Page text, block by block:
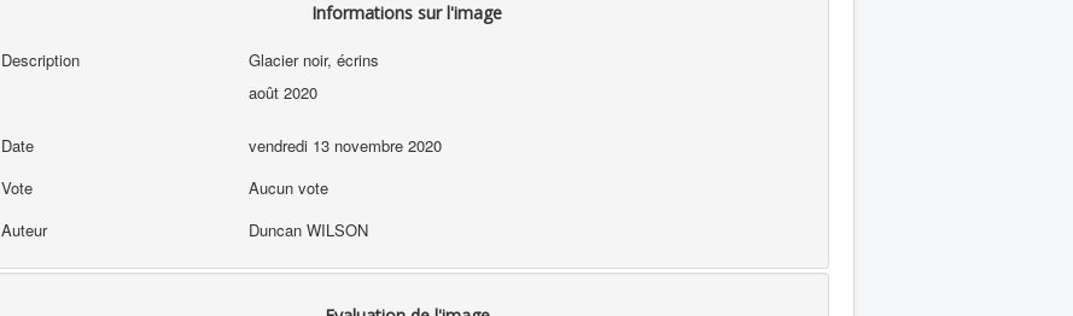
Informations sur l'image
Description
Glacier noir, écrins
août 2020
Date
vendredi 13 novembre 2020
Vote
Aucun vote
Auteur
Duncan WILSON